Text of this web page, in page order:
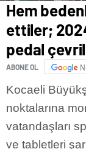
Hem
ettiler;
pedal
ABONE OL
Kocaeli
noktalarına
vatandaşları
ve tabletleri